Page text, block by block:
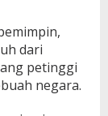
dari
petinggi
negara.